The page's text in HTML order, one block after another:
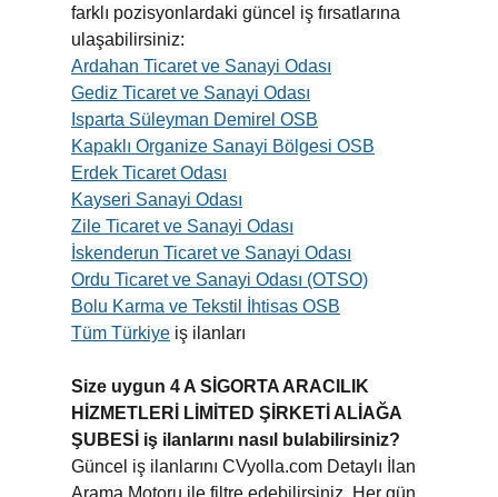
farklı pozisyonlardaki güncel iş fırsatlarına
ulaşabilirsiniz:
Ardahan Ticaret ve Sanayi Odası
Gediz Ticaret ve Sanayi Odası
Isparta Süleyman Demirel OSB
Kapaklı Organize Sanayi Bölgesi OSB
Erdek Ticaret Odası
Kayseri Sanayi Odası
Zile Ticaret ve Sanayi Odası
İskenderun Ticaret ve Sanayi Odası
Ordu Ticaret ve Sanayi Odası (OTSO)
Bolu Karma ve Tekstil İhtisas OSB
Tüm Türkiye iş ilanları
Size uygun 4 A SİGORTA ARACILIK
HİZMETLERİ LİMİTED ŞİRKETİ ALİAĞA
ŞUBESİ iş ilanlarını nasıl bulabilirsiniz?
Güncel iş ilanlarını CVyolla.com Detaylı İlan